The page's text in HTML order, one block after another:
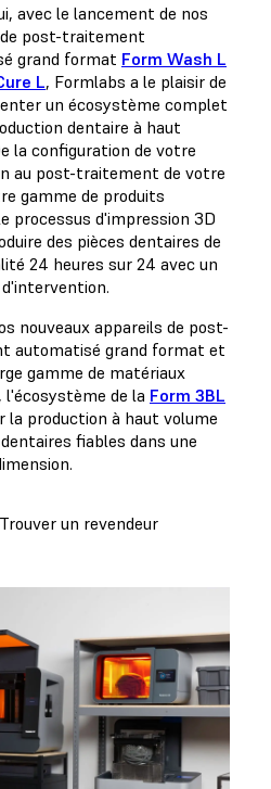
avec le lancement de nos
post-traitement
grand format Form Wash L
L, Formlabs a le plaisir de
un écosystème complet
dentaire à haut
la configuration de votre
au post-traitement de votre
gamme de produits
processus d'impression 3D
des pièces dentaires de
24 heures sur 24 avec un
nouveaux appareils de post-
automatisé grand format et
gamme de matériaux
l'écosystème de la Form 3BL
la production à haut volume
fiables dans une
Trouver un revendeur